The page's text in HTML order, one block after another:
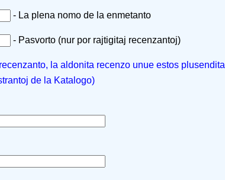
- La plena nomo de la enmetanto
- Pasvorto (nur por rajtigitaj recenzantoj)
la aldonita recenzo unue estos plusendita
de la Katalogo)